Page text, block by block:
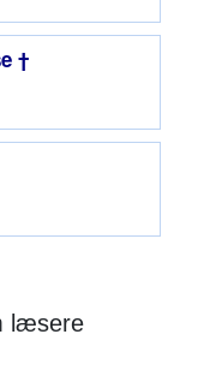
†
læsere